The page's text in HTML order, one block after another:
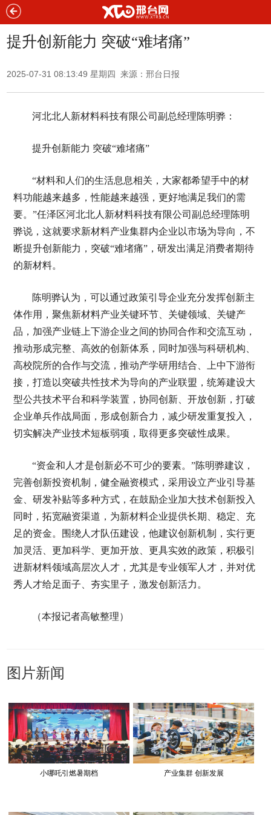
提升创新能力 突破“难堵痛”
2025-07-31 08:13:49 星期四 来源：邢台日报
河北北人新材料科技有限公司副总经理陈明骅：
提升创新能力 突破“难堵痛”
“材料和人们的生活息息相关，大家都希望手中的材
料功能越来越多，性能越来越强，更好地满足我们的需
要。”任泽区河北北人新材料科技有限公司副总经理陈明
骅说，这就要求新材料产业集群内企业以市场为导向，不
断提升创新能力，突破“难堵痛”，研发出满足消费者期待
的新材料。
陈明骅认为，可以通过政策引导企业充分发挥创新主
体作用，聚焦新材料产业关键环节、关键领域、关键产
品，加强产业链上下游企业之间的协同合作和交流互动，
推动形成完整、高效的创新体系，同时加强与科研机构、
高校院所的合作与交流，推动产学研用结合、上中下游衔
接，打造以突破共性技术为导向的产业联盟，统筹建设大
型公共技术平台和科学装置，协同创新、开放创新，打破
企业单兵作战局面，形成创新合力，减少研发重复投入，
切实解决产业技术短板弱项，取得更多突破性成果。
“资金和人才是创新必不可少的要素。”陈明骅建议，
完善创新投资机制，健全融资模式，采用设立产业引导基
金、研发补贴等多种方式，在鼓励企业加大技术创新投入
同时，拓宽融资渠道，为新材料企业提供长期、稳定、充
足的资金。围绕人才队伍建设，他建议创新机制，实行更
加灵活、更加科学、更加开放、更具实效的政策，积极引
进新材料领域高层次人才，尤其是专业领军人才，并对优
秀人才给足面子、夯实里子，激发创新活力。
（本报记者高敏整理）
图片新闻
小哪吒引燃暑期档 产业集群 创新发展